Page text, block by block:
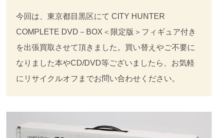
今回は、東京都目黒区にて CITY HUNTER
COMPLETE DVD－BOX＜限定版＞フィギュア付き
を出張買取させて頂きました。買い替えやご不要に
なりました本やCD/DVD等ございましたら、お気軽
にリサイクルオフまでお問い合わせください。